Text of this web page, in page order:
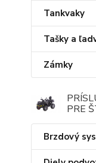
Tankvaky
Tašky a
Zámky
PRE
Brzdový